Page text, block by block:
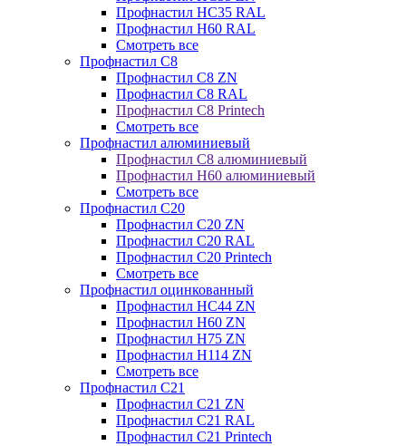
Профнастил НС35 RAL
Профнастил Н60 RAL
Смотреть все
Профнастил C8
Профнастил С8 ZN
Профнастил С8 RAL
Профнастил С8 Printech
Смотреть все
Профнастил алюминиевый
Профнастил С8 алюминиевый
Профнастил Н60 алюминиевый
Смотреть все
Профнастил C20
Профнастил С20 ZN
Профнастил С20 RAL
Профнастил С20 Printech
Смотреть все
Профнастил оцинкованный
Профнастил НС44 ZN
Профнастил Н60 ZN
Профнастил Н75 ZN
Профнастил Н114 ZN
Смотреть все
Профнастил C21
Профнастил С21 ZN
Профнастил С21 RAL
Профнастил С21 Printech